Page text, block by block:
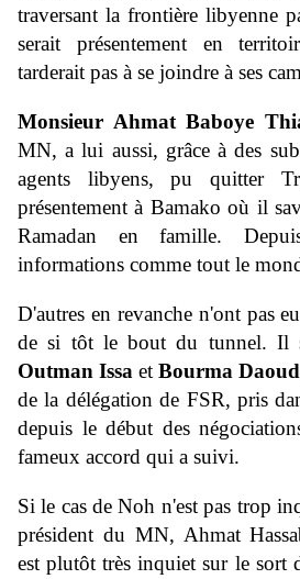
traversant la frontière libyenne
serait présentement en
tarderait pas à se joindre à ses
Monsieur Ahmat Baboye
MN, a lui aussi, grâce à des
agents libyens, pu quitter
présentement à Bamako où il
Ramadan en famille.
informations comme tout le
D'autres en revanche n'ont pas
de si tôt le bout du tunnel. Il
Outman Issa et Bourma Daoud
de la délégation de FSR, pris
depuis le début des
fameux accord qui a suivi.
Si le cas de Noh n'est pas trop
président du MN, Ahmat
est plutôt très inquiet sur le sort